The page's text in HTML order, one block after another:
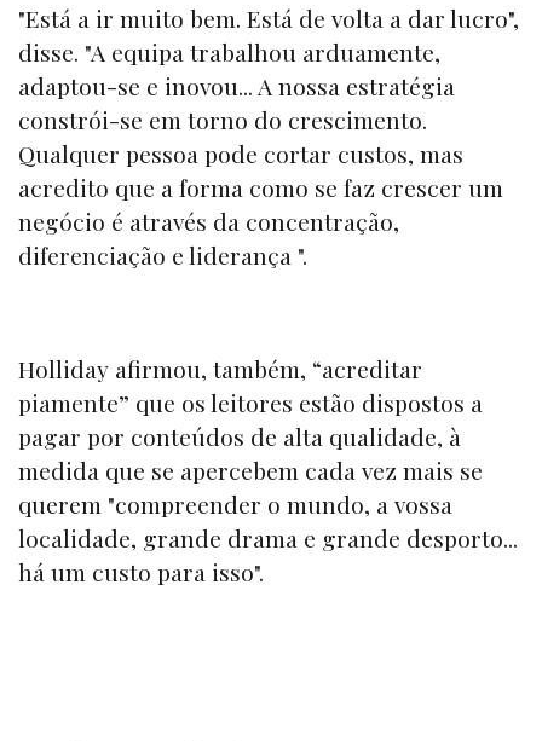
"Está a ir muito bem. Está de volta a dar lucro",
disse. "A equipa trabalhou arduamente,
adaptou-se e inovou... A nossa estratégia
constrói-se em torno do crescimento.
Qualquer pessoa pode cortar custos, mas
acredito que a forma como se faz crescer um
negócio é através da concentração,
diferenciação e liderança ".
Holliday afirmou, também, “acreditar
piamente” que os leitores estão dispostos a
pagar por conteúdos de alta qualidade, à
medida que se apercebem cada vez mais se
querem "compreender o mundo, a vossa
localidade, grande drama e grande desporto...
há um custo para isso".